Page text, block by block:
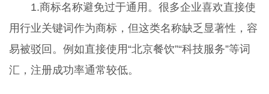
1.商标名称避免过于通用。很多企业喜欢直接使
用行业关键词作为商标，但这类名称缺乏显著性，容
易被驳回。例如直接使用“北京餐饮”“科技服务”等词
汇，注册成功率通常较低。